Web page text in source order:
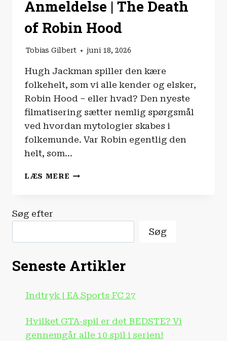
Anmeldelse | The Death
of Robin Hood
Tobias Gilbert juni 18, 2026
Hugh Jackman spiller den kære
folkehelt, som vi alle kender og elsker,
Robin Hood – eller hvad? Den nyeste
filmatisering sætter nemlig spørgsmål
ved hvordan mytologier skabes i
folkemunde. Var Robin egentlig den
helt, som…
LÆS MERE ANMELDELSE
Søg efter
Søg
Seneste Artikler
Indtryk | EA Sports FC 27
Hvilket GTA-spil er det BEDSTE? Vi
gennemgår alle 10 spil i serien!